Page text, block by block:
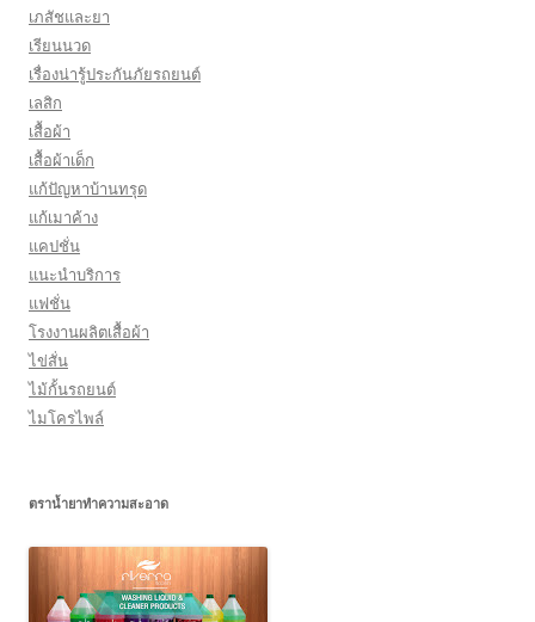
เภสัชและยา
เรียนนวด
เรื่องน่ารู้ประกันภัยรถยนต์
เลสิก
เสื้อผ้า
เสื้อผ้าเด็ก
แก้ปัญหาบ้านทรุด
แก้เมาค้าง
แคปชั่น
แนะนำบริการ
แฟชั่น
โรงงานผลิตเสื้อผ้า
ไข่สั่น
ไม้กั้นรถยนต์
ไมโครไพล์
ตราน้ำยาทำความสะอาด